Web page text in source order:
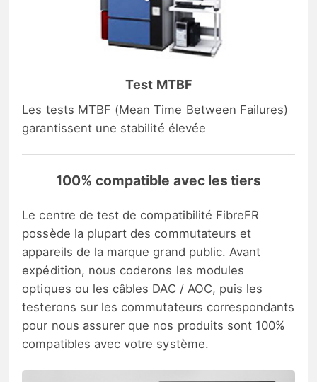
Test MTBF
Les tests MTBF (Mean Time Between Failures)
garantissent une stabilité élevée
100% compatible avec les tiers
Le centre de test de compatibilité FibreFR
possède la plupart des commutateurs et
appareils de la marque grand public. Avant
expédition, nous coderons les modules
optiques ou les câbles DAC / AOC, puis les
testerons sur les commutateurs correspondants
pour nous assurer que nos produits sont 100%
compatibles avec votre système.